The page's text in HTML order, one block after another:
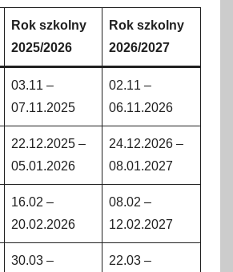
Rok szkolny
2025/2026
Rok szkolny
2026/2027
03.11 –
07.11.2025
02.11 –
06.11.2026
22.12.2025 –
05.01.2026
24.12.2026 –
08.01.2027
16.02 –
20.02.2026
08.02 –
12.02.2027
30.03 –
22.03 –